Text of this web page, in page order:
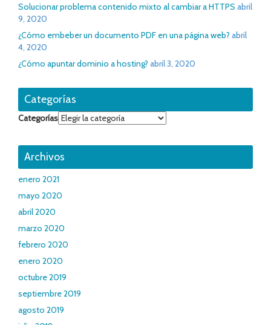
Solucionar problema contenido mixto al cambiar a HTTPS abril
9, 2020
¿Cómo embeber un documento PDF en una página web? abril
4, 2020
¿Cómo apuntar dominio a hosting? abril 3, 2020
Categorías
Categorías
Archivos
enero 2021
mayo 2020
abril 2020
marzo 2020
febrero 2020
enero 2020
octubre 2019
septiembre 2019
agosto 2019